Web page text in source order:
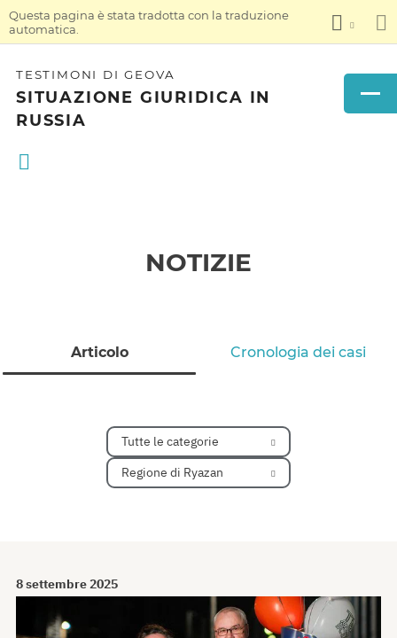
Questa pagina è stata tradotta con la traduzione
automatica.
TESTIMONI DI GEOVA
SITUAZIONE GIURIDICA IN
RUSSIA
NOTIZIE
Articolo Cronologia dei casi
Tutte le categorie
Regione di Ryazan
8 settembre 2025